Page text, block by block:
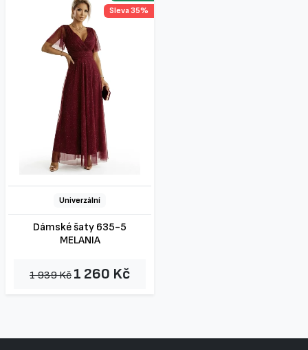
Univerzální
Dámské šaty 635-5
MELANIA
1 939 Kč 1 260 Kč
Sleva 35%